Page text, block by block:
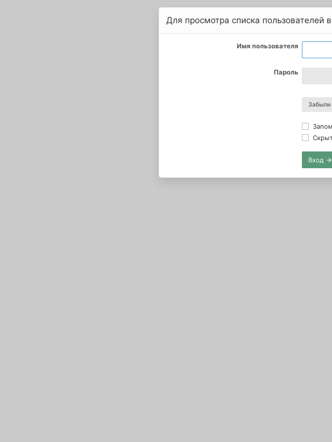
Для просмотра списка
Имя пользователя
Пароль
Забыли
Вход